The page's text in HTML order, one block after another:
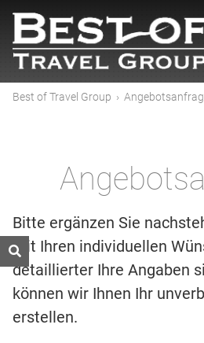
Best of Travel Group ›
Bitte ergänzen Sie
mit Ihren individuellen
detaillierter Ihre Angaben
können wir Ihnen Ihr
erstellen.